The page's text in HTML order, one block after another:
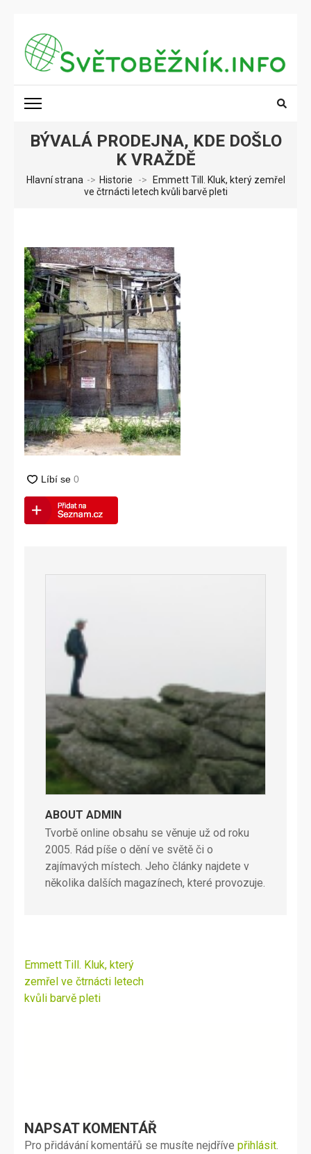
obsah
(stiskněte
Enter)
SVĚTOBĚŽNÍK.INFO
BÝVALÁ PRODEJNA, KDE DOŠLO
K VRAŽDĚ
Hlavní strana -> Historie ->
Emmett Till. Kluk, který zemřel
ve čtrnácti letech kvůli barvě pleti
ABOUT ADMIN
Tvorbě online obsahu se věnuje už od roku
2005. Rád píše o dění ve světě či o
zajímavých místech. Jeho články najdete v
několika dalších magazínech, které provozuje.
Navigace
pro
příspěvek
Emmett Till. Kluk, který
zemřel ve čtrnácti letech
kvůli barvě pleti
NAPSAT KOMENTÁŘ
Pro přidávání komentářů se musíte nejdříve přihlásit